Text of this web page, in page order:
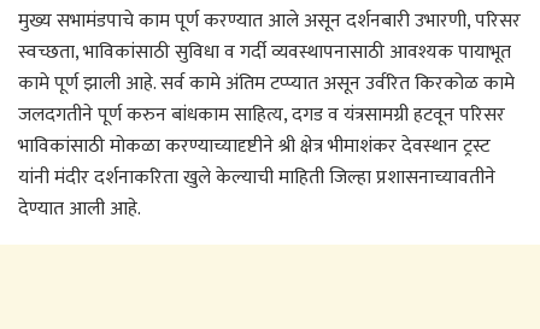
मुख्य सभामंडपाचे काम पूर्ण करण्यात आले असून दर्शनबारी उभारणी, परिसर
स्वच्छता, भाविकांसाठी सुविधा व गर्दी व्यवस्थापनासाठी आवश्यक पायाभूत
कामे पूर्ण झाली आहे. सर्व कामे अंतिम टप्प्यात असून उर्वरित किरकोळ कामे
जलदगतीने पूर्ण करुन बांधकाम साहित्य, दगड व यंत्रसामग्री हटवून परिसर
भाविकांसाठी मोकळा करण्याच्यादृष्टीने श्री क्षेत्र भीमाशंकर देवस्थान ट्रस्ट
यांनी मंदीर दर्शनाकरिता खुले केल्याची माहिती जिल्हा प्रशासनाच्यावतीने
देण्यात आली आहे.